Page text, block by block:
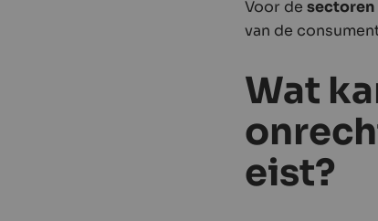
Voor desectoren
van de
Wat
eist?